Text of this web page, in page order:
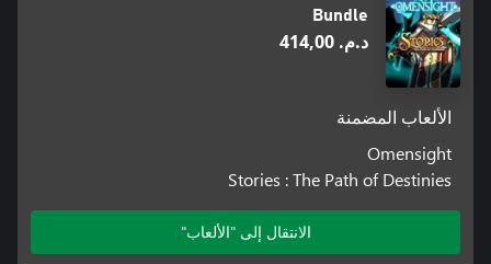
Bundle
د.م.‏ 414,00
الألعاب المضمنة
Omensight
Stories : The Path of Destinies
الانتقال إلى "الألعاب"